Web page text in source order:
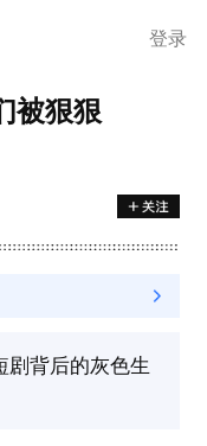
登录
被狠狠
背后的灰色生